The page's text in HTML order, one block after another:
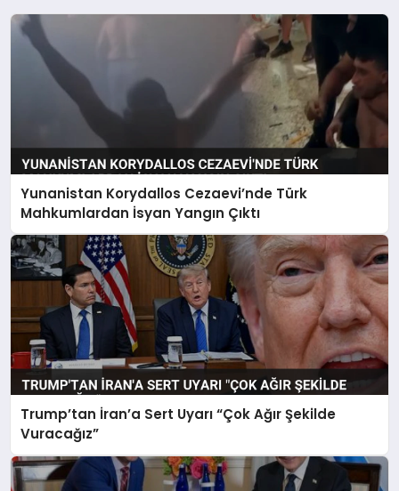
Yunanistan Korydallos Cezaevi’nde Türk
Mahkumlardan İsyan Yangın Çıktı
Trump’tan İran’a Sert Uyarı “Çok Ağır Şekilde
Vuracağız”